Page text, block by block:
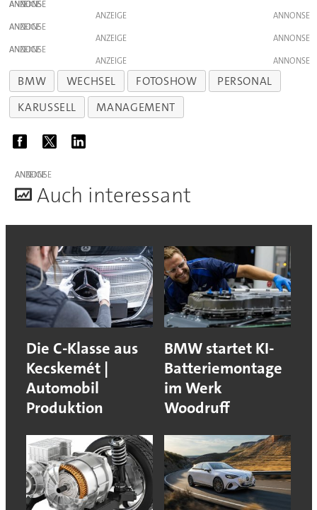
ANZEIGE
ANZEIGE
ANZEIGE
ANZEIGE
ANZEIGE
ANZEIGE
BMW WECHSEL FOTOSHOW
PERSONAL
KARUSSELL
MANAGEMENT
ANZEIGE
Auch interessant
Die C-Klasse aus
Kecskemét |
Automobil
Produktion
BMW startet KI-
Batteriemontage
im Werk
Woodruff